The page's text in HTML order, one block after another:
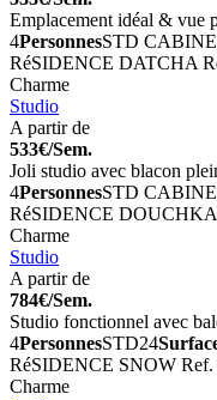
Emplacement idéal & vue
4PersonnesSTD CABINE
RéSIDENCE DATCHA
Charme
Studio
A partir de
533€/Sem.
Joli studio avec blacon
4PersonnesSTD CABINE
RéSIDENCE DOUCHKA
Charme
Studio
A partir de
784€/Sem.
Studio fonctionnel avec
4PersonnesSTD24
RéSIDENCE SNOW Ref.
Charme